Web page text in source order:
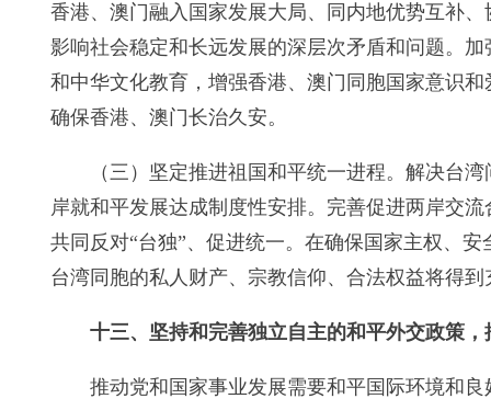
香港、澳门融入国家发展大局、同内地优势互补
影响社会稳定和长远发展的深层次矛盾和问题。
和中华文化教育，增强香港、澳门同胞国家意识
确保香港、澳门长治久安。
（三）坚定推进祖国和平统一进程。解决台
岸就和平发展达成制度性安排。完善促进两岸交
共同反对“台独”、促进统一。在确保国家主权、
台湾同胞的私人财产、宗教信仰、合法权益将得到
十三、坚持和完善独立自主的和平外交政策
推动党和国家事业发展需要和平国际环境和